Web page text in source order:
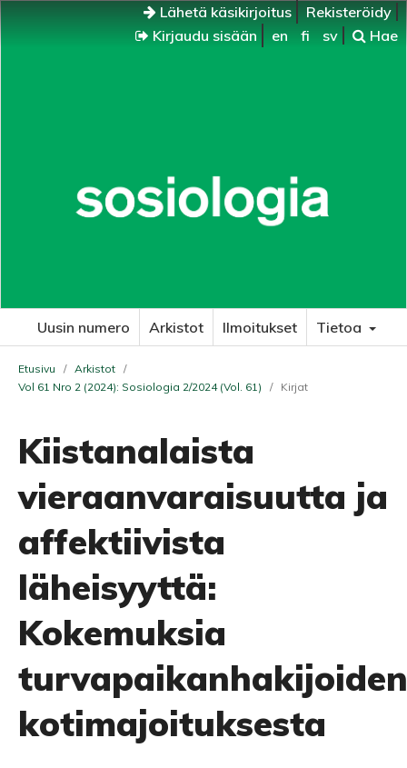
Lähetä käsikirjoitus
Rekisteröidy
Kirjaudu sisään
en fi sv Hae
Uusin numero Arkistot Ilmoitukset Tietoa
Etusivu / Arkistot /
Vol 61 Nro 2 (2024): Sosiologia 2/2024 (Vol. 61)
/ Kirjat
Kiistanalaista
vieraanvaraisuutta ja
affektiivista
läheisyyttä:
Kokemuksia
turvapaikanhakijoiden
kotimajoituksesta